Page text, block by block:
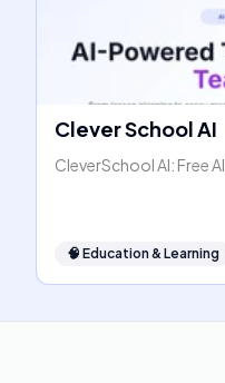
Clever School AI
CleverSchool AI: Free
🧠 Education & Learning